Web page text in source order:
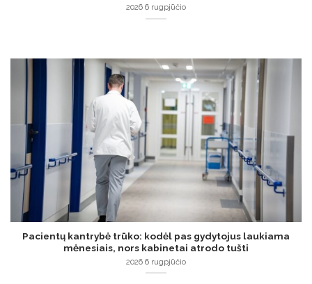
2026 6 rugpjūčio
Pacientų kantrybė trūko: kodėl pas gydytojus laukiama
mėnesiais, nors kabinetai atrodo tušti
2026 6 rugpjūčio